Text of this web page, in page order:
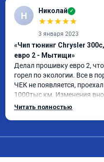
Н Николай ✓
★★★★★
3 января 2023
«Чип тюнинг Chrysler
евро 2 - Мытищи»
Делал прошивку евро 2,
горел по экологии. Все в
ЧЕК не появляется,
1000тыс км. Изменения
родную прошивку, потом
Читать полностью